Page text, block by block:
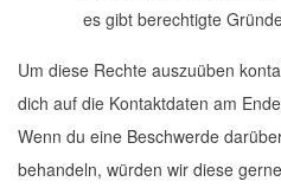
es gibt berechtigte
Um diese Rechte auszuüben
dich auf die Kontaktdaten am
Wenn du eine Beschwerde
behandeln, würden wir diese